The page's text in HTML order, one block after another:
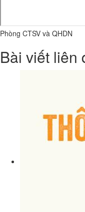
Phòng CTSV và QHDN
Bài viết liên